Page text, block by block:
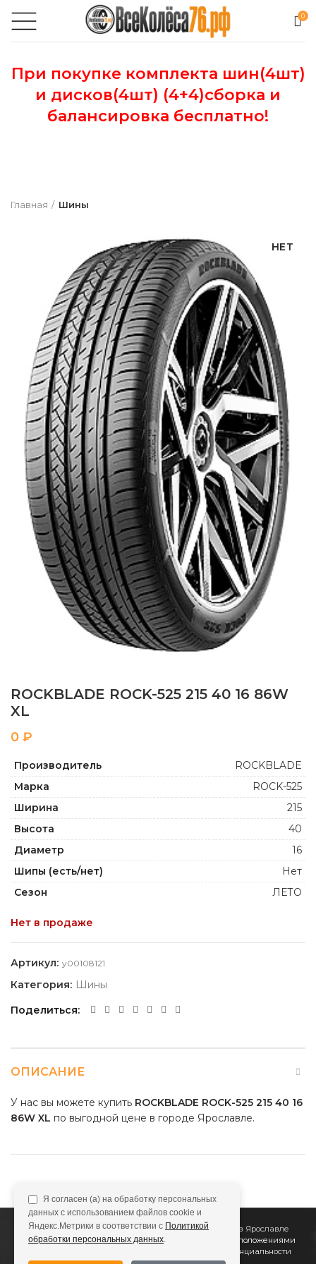
0
При покупке комплекта шин(4шт)
и дисков(4шт) (4+4)сборка и
балансировка бесплатно!
Главная Шины
НЕТ
ROCKBLADE ROCK-525 215 40 16 86W
XL
₽
Производитель
ROCKBLADE
Марка
ROCK-525
Ширина
215
Высота
40
Диаметр
16
Шипы (есть/нет)
Нет
Сезон
ЛЕТО
Нет в продаже
Артикул: y00108121
Категория: Шины
Поделиться
ОПИСАНИЕ
У нас вы можете купить ROCKBLADE ROCK-525 215 40 16
86W XL по выгодной цене в городе Ярославле.
2011Все Колёса Интернет-магазин шин и дисков в Ярославле
Сайт не является публичной офертой, определяемой положениями
Политике конфиденциальности
Я согласен (а) на обработку персональных
данных с использованием файлов cookie и
Яндекс.Метрики в соответствии с Политикой
обработки персональных данных.